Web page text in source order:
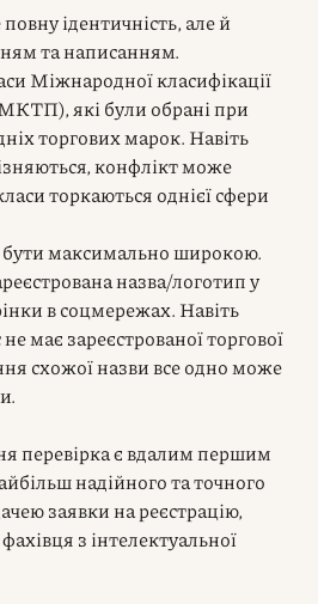
ідентичність, але й
та написанням.
Міжнародної класифікації
які були обрані при
торгових марок. Навіть
конфлікт може
торкаються однієї сфери
максимально широкою.
назва/логотип у
в соцмережах. Навіть
має зареєстрованої торгової
схожої назви все одно може
перевірка є вдалим першим
надійного та точного
заявки на реєстрацію,
з інтелектуальної